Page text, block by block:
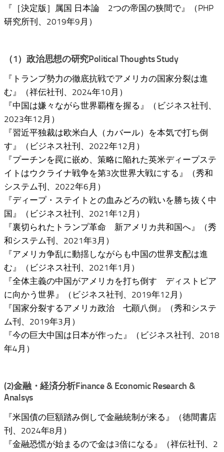
『［決定版］属国 日本論 2つの帝国の狭間で』（PHP
研究所刊、2019年9月）
（1）政治思想の研究Political Thoughts Study
『トランプ勢力の徹底抗戦でアメリカの国家分裂は進
む』（祥伝社刊、2024年10月）
『中国は嫌々ながら世界覇権を握る』（ビジネス社刊、
2023年12月）
『習近平独裁は欧米白人（カバール）を本気で打ち倒
す』（ビジネス社刊、2022年12月）
『プーチンを罠に嵌め、策略に陥れた英米ディープステ
イトはウクライナ戦争を第3次世界大戦にする』（秀和
システム刊、2022年6月）
『ディープ・ステイトとの血みどろの戦いを勝ち抜く中
国』（ビジネス社刊、2021年12月）
『裏切られたトランプ革命 新アメリカ共和国へ』（秀
和システム刊、2021年3月）
『アメリカ争乱に動揺しながらも中国の世界支配は進
む』（ビジネス社刊、2021年1月）
『全体主義の中国がアメリカを打ち倒す ディストピア
に向かう世界』（ビジネス社刊、2019年12月）
『国家分裂するアメリカ政治 七顚八倒』（秀和システ
ム刊、2019年3月）
『今の巨大中国は日本が作った』（ビジネス社刊、2018
年4月）
(2)金融・経済分析Finance & Economic Research &
Analsys
『米国債の巨額踏み倒しで金融統制が来る』（徳間書店
刊、2024年8月）
『金融恐慌が始まるので金は3倍になる』（祥伝社刊、2